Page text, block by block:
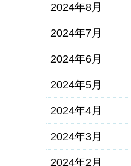
2024年8月
2024年7月
2024年6月
2024年5月
2024年4月
2024年3月
2024年2月